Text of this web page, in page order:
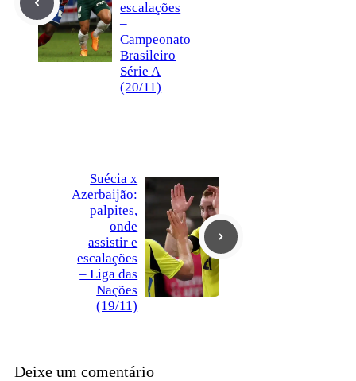
escalações
–
Campeonato
Brasileiro
Série A
(20/11)
Suécia x
Azerbaijão:
palpites,
onde
assistir e
escalações
– Liga das
Nações
(19/11)
Deixe um comentário